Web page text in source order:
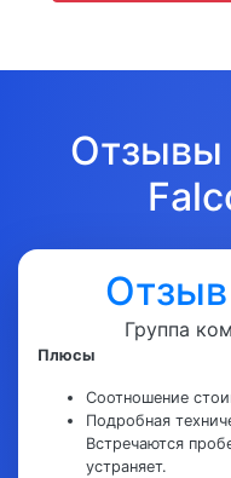
Отзывы
Группа
Плюсы
Соотношение
Подробная
Встречаются
устраняет.